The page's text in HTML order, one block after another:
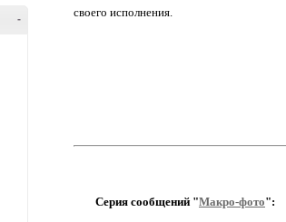
-
своего исполнения.
Серия сообщений "Макро-фото":